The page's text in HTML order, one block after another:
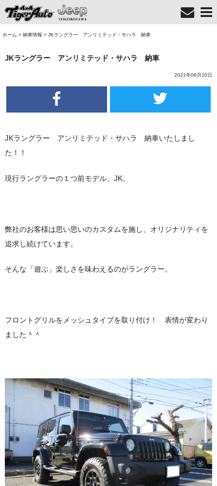
ホーム > 納車情報 > JKラングラー アンリミテッド・サハラ 納車
JKラングラー アンリミテッド・サハラ 納車
2021年06月20日
JKラングラー アンリミテッド・サハラ 納車いたしまし
た！！
現行ラングラーの１つ前モデル、JK。
弊社のお客様は思い思いのカスタムを施し、オリジナリティを
追求し続けています。
そんな「遊ぶ」楽しさを味わえるのがラングラー。
フロントグリルをメッシュタイプを取り付け！ 表情が変わり
ました＾＾